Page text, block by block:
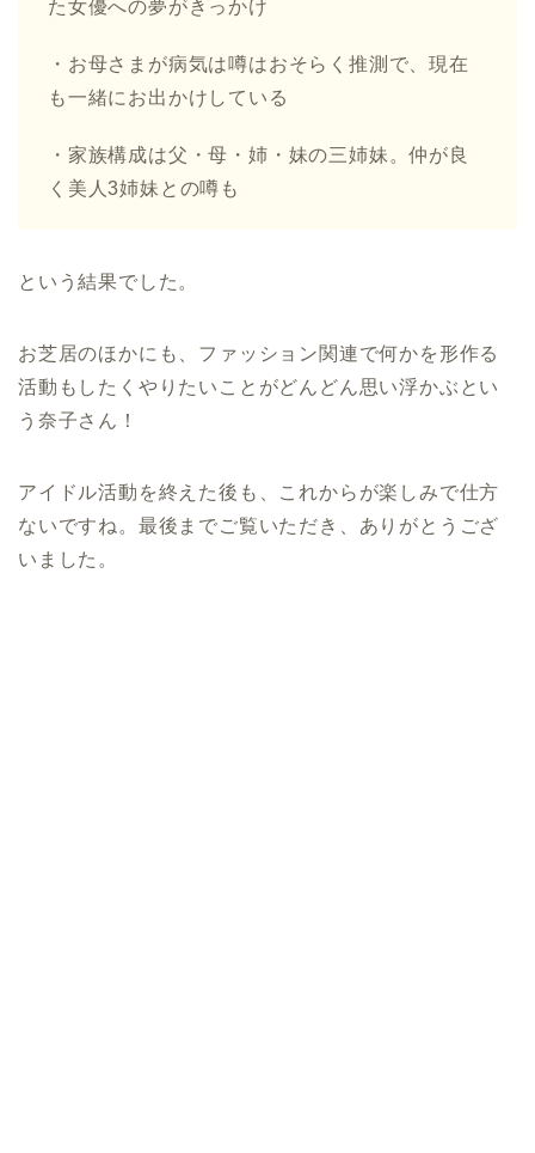
た女優への夢がきっかけ
・お母さまが病気は噂はおそらく推測で、現在
も一緒にお出かけしている
・家族構成は父・母・姉・妹の三姉妹。仲が良
く美人3姉妹との噂も
という結果でした。
お芝居のほかにも、ファッション関連で何かを形作る
活動もしたくやりたいことがどんどん思い浮かぶとい
う奈子さん！
アイドル活動を終えた後も、これからが楽しみで仕方
ないですね。最後までご覧いただき、ありがとうござ
いました。